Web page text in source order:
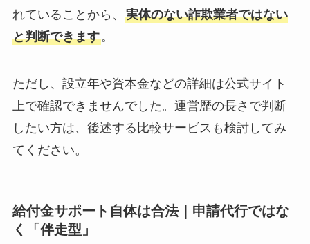
れていることから、 実体のない詐欺業者ではない
と判断できます。
ただし、設立年や資本金などの詳細は公式サイト
上で確認できませんでした。運営歴の長さで判断
したい方は、後述する比較サービスも検討してみ
てください。
給付金サポート自体は合法｜申請代行ではな
く「伴走型」